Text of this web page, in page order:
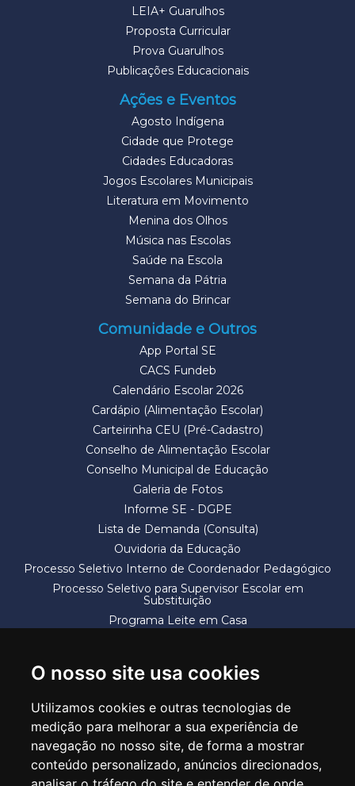
O nosso site usa cookies
Utilizamos cookies e outras tecnologias de
medição para melhorar a sua experiência de
navegação no nosso site, de forma a mostrar
conteúdo personalizado, anúncios direcionados,
LEIA+ Guarulhos
Proposta Curricular
Prova Guarulhos
Publicações Educacionais
Ações e Eventos
Agosto Indígena
Cidade que Protege
Cidades Educadoras
Jogos Escolares Municipais
Literatura em Movimento
Menina dos Olhos
Música nas Escolas
Saúde na Escola
Semana da Pátria
Semana do Brincar
Comunidade e Outros
App Portal SE
CACS Fundeb
Calendário Escolar 2026
Cardápio (Alimentação Escolar)
Carteirinha CEU (Pré-Cadastro)
Conselho de Alimentação Escolar
Conselho Municipal de Educação
Galeria de Fotos
Informe SE - DGPE
Lista de Demanda (Consulta)
Ouvidoria da Educação
Processo Seletivo Interno de Coordenador Pedagógico
Processo Seletivo para Supervisor Escolar em
Substituição
Programa Leite em Casa
SECRETARIA DE EDUCAÇÃO